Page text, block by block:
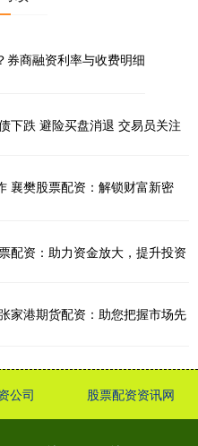
券商融资利率与收费明细
下跌 避险买盘消退 交易员关注
襄樊股票配资：解锁财富新密
配资：助力资金放大，提升投资
家港期货配资：助您把握市场先
公司 股票配资资讯网